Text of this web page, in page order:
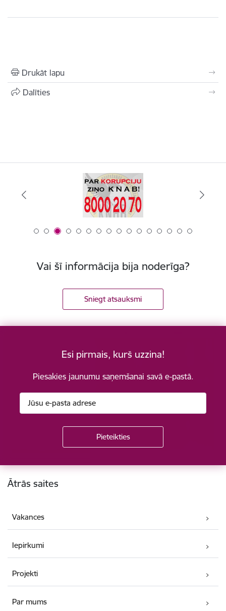
Drukāt lapu
Dalīties
Vai šī informācija bija noderīga?
Sniegt atsauksmi
Esi pirmais, kurš uzzina!
Piesakies jaunumu saņemšanai savā e-pastā.
Kājene
Ātrās saites
Vakances
Iepirkumi
Projekti
Par mums